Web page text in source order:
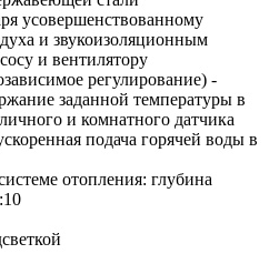
усовершенствованному
и звукоизоляционным
и вентилятору
регулирование) -
заданной температуры в
и комнатного датчика
подача горячей воды в
отопления: глубина